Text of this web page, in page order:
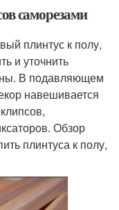
саморезами
плинтус к полу,
и уточнить
В подавляющем
навешивается
Обзор
плинтуса к полу,